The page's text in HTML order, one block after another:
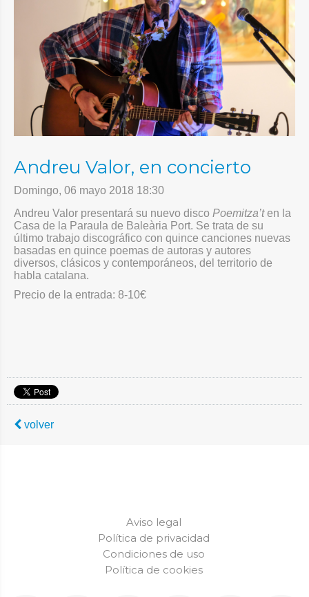
Andreu Valor, en concierto
Domingo, 06 mayo 2018 18:30
Andreu Valor presentará su nuevo disco Poemitza’ten la
Casa de la Paraula de Baleària Port. Se trata de su
último trabajo discográfico con quince canciones nuevas
basadas en quince poemas de autoras y autores
diversos, clásicos y contemporáneos, del territorio de
habla catalana.
Precio de la entrada: 8-10€
volver
Aviso legal
Política de privacidad
Condiciones de uso
Política de cookies